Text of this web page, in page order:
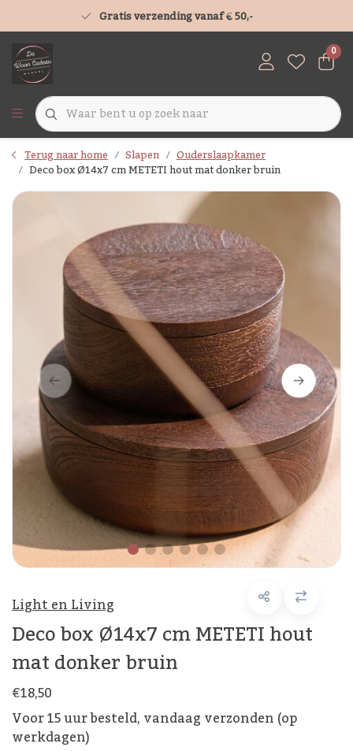
Gratis verzending vanaf € 50,-
0
Terug naar home Slapen Ouderslaapkamer
Deco box Ø14x7 cm METETI hout mat donker bruin
Light en Living
Deco box Ø14x7 cm METETI hout
mat donker bruin
€18,50
Voor 15 uur besteld, vandaag verzonden (op
werkdagen)